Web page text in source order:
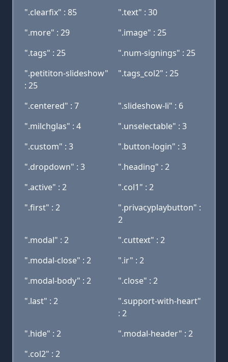
".clearfix" : 85
".text" : 30
".more" : 29
".image" : 25
".tags" : 25
".num-signings" : 25
".petititon-slideshow"
: 25
".tags_col2" : 25
".centered" : 7
".slideshow-li" : 6
".milchglas" : 4
".unselectable" : 3
".custom" : 3
".button-login" : 3
".dropdown" : 3
".heading" : 2
".active" : 2
".col1" : 2
".first" : 2
".privacyplaybutton" :
2
".modal" : 2
".cuttext" : 2
".modal-close" : 2
".ir" : 2
".modal-body" : 2
".close" : 2
".last" : 2
".support-with-heart"
: 2
".hide" : 2
".modal-header" : 2
".col2" : 2